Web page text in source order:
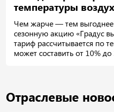
температуры
Чем жарче — тем выгоднее!
сезонную акцию «Градус
тариф рассчитывается по
может составить от 10% до
Отраслевые